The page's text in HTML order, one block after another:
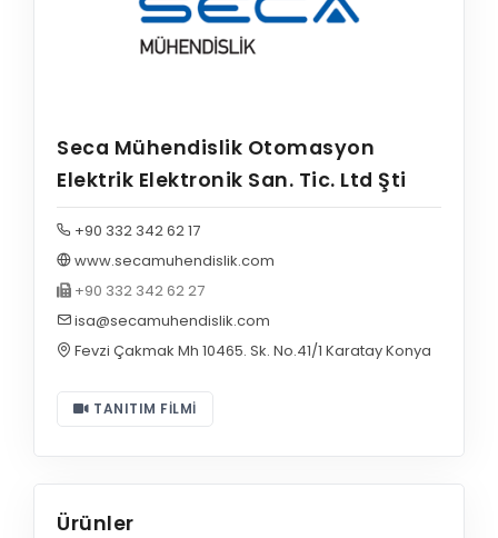
Seca Mühendislik Otomasyon
Elektrik Elektronik San. Tic. Ltd Şti
+90 332 342 62 17
www.secamuhendislik.com
+90 332 342 62 27
isa@secamuhendislik.com
Fevzi Çakmak Mh 10465. Sk. No.41/1 Karatay Konya
TANITIM FILMI
Ürünler